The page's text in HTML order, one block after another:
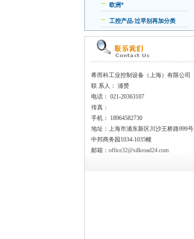
欧洲*
工控产品-过早别再加分类
希而科工业控制设备（上海）有限公司
联 系人： 浦赟
电话： 021-20363107
传真：
手机：
18964582730
地址：上海市浦东新区川沙王桥路999号
中邦商务园1034-1035幢
邮箱： office32@silkroad24.com